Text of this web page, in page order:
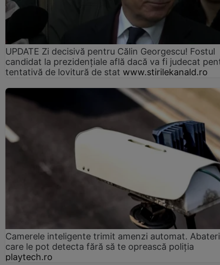
UPDATE Zi decisivă pentru Călin Georgescu! Fostul
candidat la prezidențiale află dacă va fi judecat
tentativă de lovitură de stat www.stirilekanald.ro
Camerele inteligente trimit amenzi automat.
care le pot detecta fără să te oprească poliția
playtech.ro